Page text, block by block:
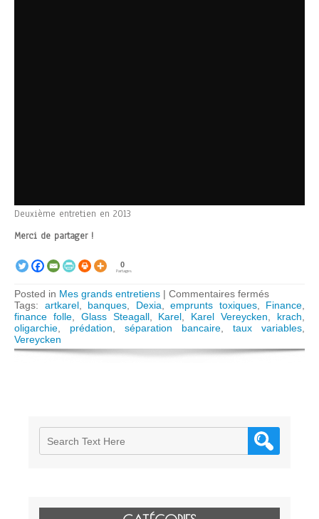
Deuxième entretien en 2013
Merci de partager !
0
Partages
Posted in Mes grands entretiens | Commentaires ferméssur
Hélène
Féron-
Poloni
le
Tags: artkarel, banques Dexia emprunts toxiques, Finance
finance folle, Glass Steagall, Karel Karel Vereycken krach
oligarchie
prédation séparation bancaire taux variables
Vereycken